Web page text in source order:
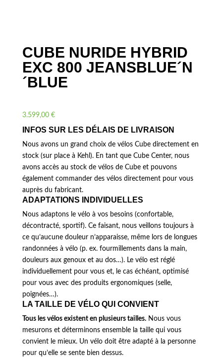
CUBE NURIDE HYBRID
EXC 800 JEANSBLUE´N
´BLUE
3.599,00 €
INFOS SUR LES DÉLAIS DE LIVRAISON
Nous avons un grand choix de vélos Cube directement en
stock (sur place à Kehl). En tant que Cube Center, nous
avons accès au stock de vélos de Cube et pouvons
également commander des vélos directement pour vous
auprès du fabricant.
ADAPTATIONS INDIVIDUELLES
Nous adaptons le vélo à vos besoins (confortable,
décontracté, sportif). Ce faisant, nous veillons toujours à
ce qu’aucune douleur n’apparaisse, même lors de longues
randonnées à vélo (p. ex. fourmillements dans la main,
douleurs aux genoux et au dos…). Le vélo est réglé
individuellement pour vous et, le cas échéant, optimisé
pour vous avec des produits ergonomiques (selle,
poignées…).
LA TAILLE DE VÉLO QUI CONVIENT
Tous les vélos existent en plusieurs tailles.Nous vous
mesurons et déterminons ensemble la taille qui vous
convient le mieux. Un vélo doit être adapté à la personne
pour qu’elle se sente bien dessus.